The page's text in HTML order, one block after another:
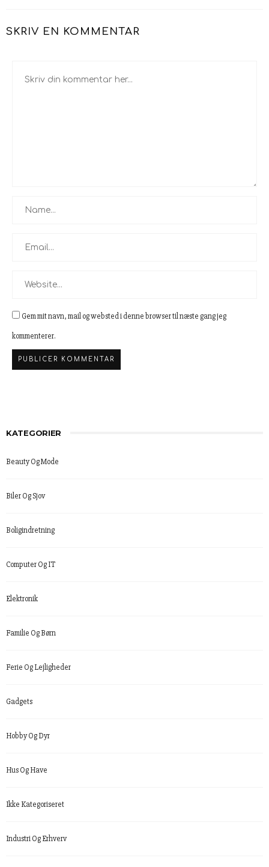
SKRIV EN KOMMENTAR
Gem mit navn, mail og websted i denne browser til næste gang jeg
kommenterer.
KATEGORIER
Beauty Og Mode
Biler Og Sjov
Boligindretning
Computer Og IT
Elektronik
Familie Og Børn
Ferie Og Lejligheder
Gadgets
Hobby Og Dyr
Hus Og Have
Ikke Kategoriseret
Industri Og Erhverv